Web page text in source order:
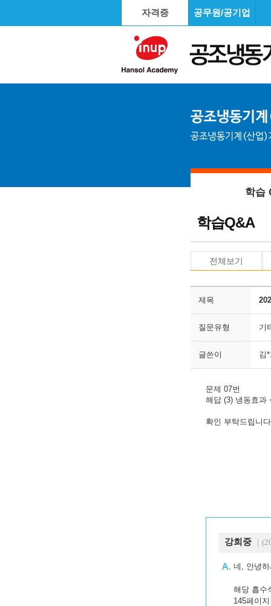
자격증 공무원/공기업
학습
학습Q&A
전체보기
제목
질문유형 기
글쓴이 김
문제 07번
해답 (3) 냉동효과
확인 부탁드립니
강희중 ｜
네, 안녕
해당 흡수
145페이